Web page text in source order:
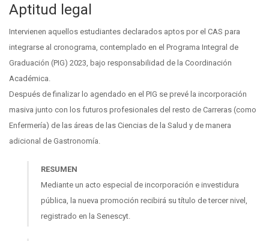
Aptitud legal
Intervienen aquellos estudiantes declarados aptos por el CAS para
integrarse al cronograma, contemplado en el Programa Integral de
Graduación (PIG) 2023, bajo responsabilidad de la Coordinación
Académica.
Después de finalizar lo agendado en el PIG se prevé la incorporación
masiva junto con los futuros profesionales del resto de Carreras (como
Enfermería) de las áreas de las Ciencias de la Salud y de manera
adicional de Gastronomía.
RESUMEN
Mediante un acto especial de incorporación e investidura
pública, la nueva promoción recibirá su título de tercer nivel,
registrado en la Senescyt.